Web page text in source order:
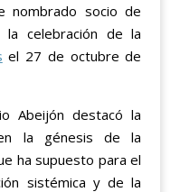
nombrado socio de
la celebración de la
el 27 de octubre de
Abeijón destacó la
la génesis de la
ha supuesto para el
sistémica y de la